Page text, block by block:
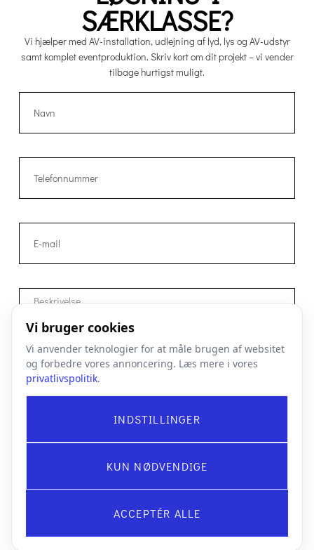
SÆRKLASSE?
Vi hjælper med AV-installation, udlejning af lyd, lys og AV-udstyr
samt komplet eventproduktion. Skriv kort om dit projekt – vi vender
tilbage hurtigst muligt.
Vi bruger cookies
Vi anvender teknologier for at måle brugen af websitet
og forbedre vores annoncering. Læs mere i vores
privatlivspolitik.
INDSTILLINGER
KUN NØDVENDIGE
ACCEPTÉR ALLE